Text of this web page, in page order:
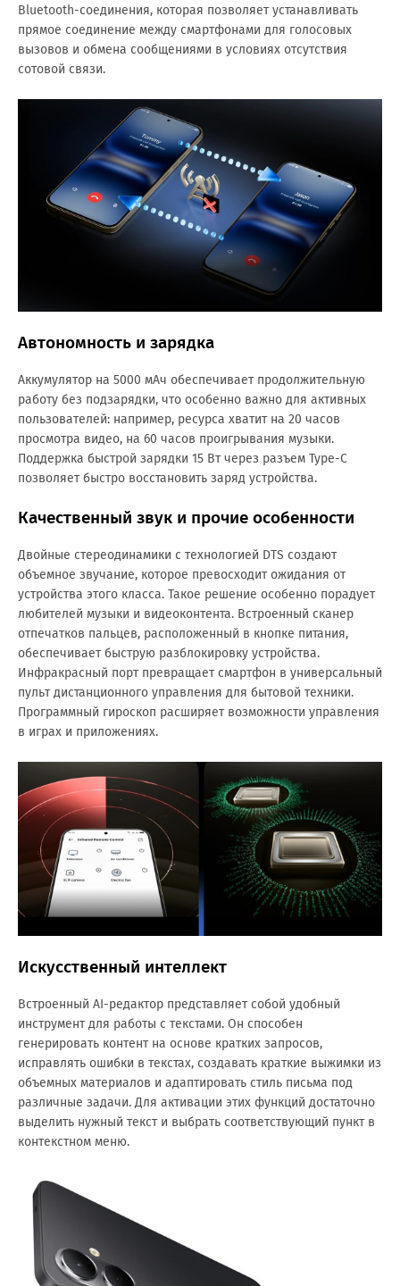
Bluetooth-соединения, которая позволяет устанавливать
прямое соединение между смартфонами для голосовых
вызовов и обмена сообщениями в условиях отсутствия
сотовой связи.
Автономность и зарядка
Аккумулятор на 5000 мАч обеспечивает продолжительную
работу без подзарядки, что особенно важно для активных
пользователей: например, ресурса хватит на 20 часов
просмотра видео, на 60 часов проигрывания музыки.
Поддержка быстрой зарядки 15 Вт через разъем Type-C
позволяет быстро восстановить заряд устройства.
Качественный звук и прочие особенности
Двойные стереодинамики с технологией DTS создают
объемное звучание, которое превосходит ожидания от
устройства этого класса. Такое решение особенно порадует
любителей музыки и видеоконтента. Встроенный сканер
отпечатков пальцев, расположенный в кнопке питания,
обеспечивает быструю разблокировку устройства.
Инфракрасный порт превращает смартфон в универсальный
пульт дистанционного управления для бытовой техники.
Программный гироскоп расширяет возможности управления
в играх и приложениях.
Искусственный интеллект
Встроенный AI-редактор представляет собой удобный
инструмент для работы с текстами. Он способен
генерировать контент на основе кратких запросов,
исправлять ошибки в текстах, создавать краткие выжимки из
объемных материалов и адаптировать стиль письма под
различные задачи. Для активации этих функций достаточно
выделить нужный текст и выбрать соответствующий пункт в
контекстном меню.